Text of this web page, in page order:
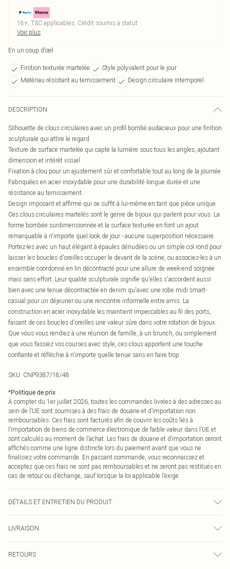
18+, T&C applicables. Crédit soumis à statut
Voir plus
En un coup d’œil
Finition texturée martelée
Style polyvalent pour le jour
Matériau résistant au ternissement
Design circulaire intemporel
DESCRIPTION
Silhouette de clous circulaires avec un profil bombé audacieux pour une finition
sculpturale qui attire le regard
Texture de surface martelée qui capte la lumière sous tous les angles, ajoutant
dimension et intérêt visuel
Fixation à clou pour un ajustement sûr et confortable tout au long de la journée
Fabriquées en acier inoxydable pour une durabilité longue durée et une
résistance au ternissement
Design imposant et affirmé qui se suffit à lui-même en tant que pièce unique
Ces clous circulaires martelés sont le genre de bijoux qui parlent pour vous. La
forme bombée surdimensionnée et la surface texturée en font un ajout
remarquable à n'importe quel look de jour - aucune superposition nécessaire.
Portez-les avec un haut élégant à épaules dénudées ou un simple col rond pour
laisser les boucles d'oreilles occuper le devant de la scène, ou associez-les à un
ensemble coordonné en lin décontracté pour une allure de week-end soignée
mais sans effort. Leur qualité sculpturale signifie qu'elles s'accordent aussi
bien avec une tenue décontractée en denim qu'avec une robe midi smart-
casual pour un déjeuner ou une rencontre informelle entre amis. La
construction en acier inoxydable les maintient impeccables au fil des ports,
faisant de ces boucles d'oreilles une valeur sûre dans votre rotation de bijoux.
Que vous vous rendiez à une réunion de famille, à un brunch, ou simplement
que vous fassiez vos courses avec style, ces clous apportent une touche
confiante et réfléchie à n'importe quelle tenue sans en faire trop.
SKU: CNP9387/18/48
*Politique de prix
À compter du 1er juillet 2026, toutes les commandes livrées à des adresses au
sein de l’UE sont soumises à des frais de douane et d’importation non
remboursables. Ces frais sont facturés afin de couvrir les coûts liés à
l’importation de biens de commerce électronique de faible valeur dans l’UE et
sont calculés au moment de l’achat. Les frais de douane et d’importation seront
affichés comme une ligne distincte lors du paiement avant que vous ne
finalisiez votre commande. En passant commande, vous reconnaissez et
acceptez que ces frais ne sont pas remboursables et ne seront pas restitués en
cas de retour ou d’échange, sauf lorsque la loi applicable l’exige.
DÉTAILS ET ENTRETIEN DU PRODUIT
LIVRAISON
RETOURS